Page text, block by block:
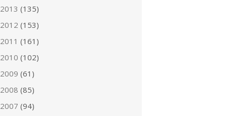
2013 (135)
2012 (153)
2011 (161)
2010 (102)
2009 (61)
2008 (85)
2007 (94)